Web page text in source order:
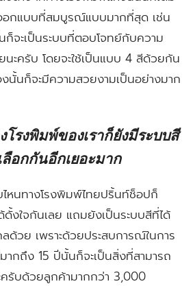
อกแบบที่สมบูรณ์แบบมากที่สุด เช่น
จะเป็นระบบที่ตอบโจทย์กับความ
ะครับ โดยจะใช้เป็นแบบ 4 สีด้วยกัน
นก็จะมีความสวยงามเป็นอย่างมาก
รงพิมพ์ของเราก็ยังมีระบบสี
อกกันอีกเยอะมาก
ไหนทางโรงพิมพ์ไทยปริ้นท์ช็อปก็
ดั้งใจกันเลย แถมยังเป็นระบบสีที่ได้
ด้วย เพราะด้วยประสบการณ์ในการ
กถึง 15 ปีนั้นก็จะเป็นสิ่งที่สามารถ
ครับด้วยลูกค้ามากกว่า 3,000